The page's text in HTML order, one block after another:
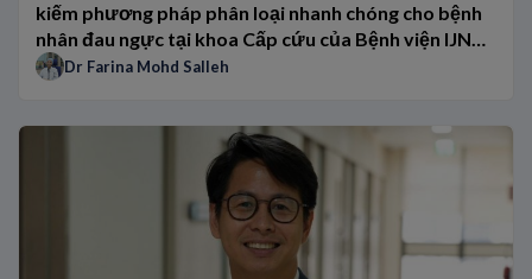
kiếm phương pháp phân loại nhanh chóng cho bệnh
nhân đau ngực tại khoa Cấp cứu của Bệnh viện IJN
Malaysia
Dr Farina Mohd Salleh